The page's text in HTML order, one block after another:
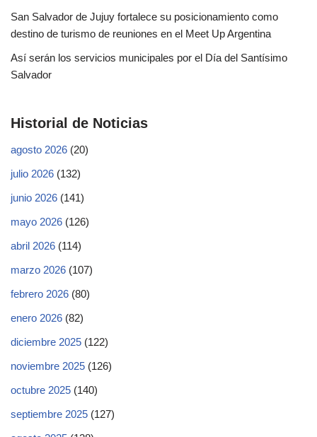
San Salvador de Jujuy fortalece su posicionamiento como
destino de turismo de reuniones en el Meet Up Argentina
Así serán los servicios municipales por el Día del Santísimo
Salvador
Historial de Noticias
agosto 2026 (20)
julio 2026 (132)
junio 2026 (141)
mayo 2026 (126)
abril 2026 (114)
marzo 2026 (107)
febrero 2026 (80)
enero 2026 (82)
diciembre 2025 (122)
noviembre 2025 (126)
octubre 2025 (140)
septiembre 2025 (127)